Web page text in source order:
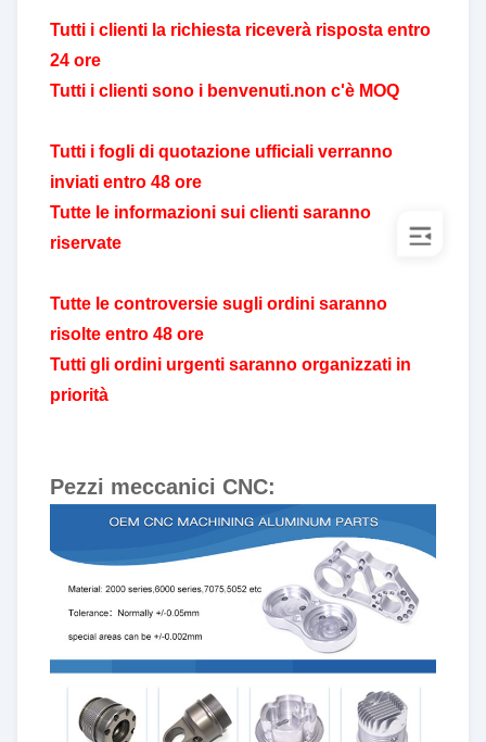
Tutti i clienti la richiesta riceverà risposta entro
24 ore
Tutti i clienti sono i benvenuti.non c'è MOQ
Tutti i fogli di quotazione ufficiali verranno
inviati entro 48 ore
Tutte le informazioni sui clienti saranno
riservate
Tutte le controversie sugli ordini saranno
risolte entro 48 ore
Tutti gli ordini urgenti saranno organizzati in
priorità
Pezzi meccanici CNC: